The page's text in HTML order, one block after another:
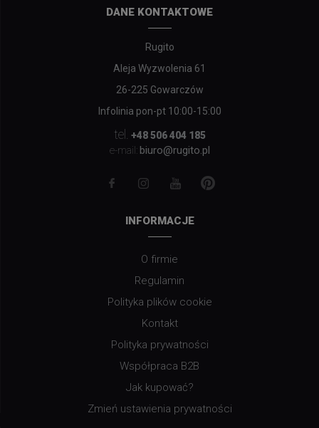
DANE KONTAKTOWE
Rugito
Aleja Wyzwolenia 61
26-225 Gowarczów
Infolinia pon-pt 10:00-15:00
tel. +48 506 404 185
e-mail: biuro@rugito.pl
INFORMACJE
O firmie
Regulamin
Polityka plików cookie
Kontakt
Polityka prywatności
Współpraca B2B
Jak kupować?
Zmień ustawienia prywatności